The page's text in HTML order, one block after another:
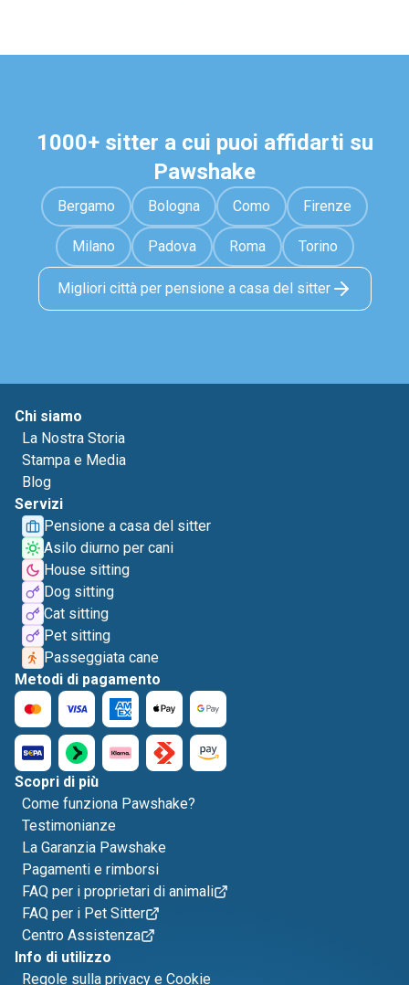
1000+ sitter a cui puoi affidarti su
Pawshake
Bergamo Bologna Como Firenze
Milano Padova Roma Torino
Migliori città per pensione a casa del sitter
Chi siamo
La Nostra Storia
Stampa e Media
Blog
Servizi
Pensione a casa del sitter
Asilo diurno per cani
House sitting
Dog sitting
Cat sitting
Pet sitting
Passeggiata cane
Metodi di pagamento
Scopri di più
Come funziona Pawshake?
Testimonianze
La Garanzia Pawshake
Pagamenti e rimborsi
FAQ per i proprietari di animali
FAQ per i Pet Sitter
Centro Assistenza
Info di utilizzo
Regole sulla privacy e Cookie